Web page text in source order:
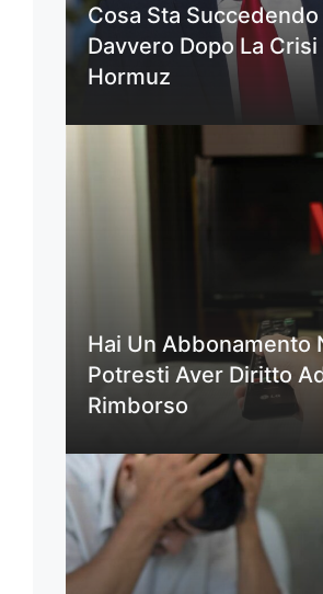
Cosa Sta Succedendo
Davvero Dopo La Crisi
Hormuz
Hai Un Abbonamento
Potresti Aver Diritto
Rimborso